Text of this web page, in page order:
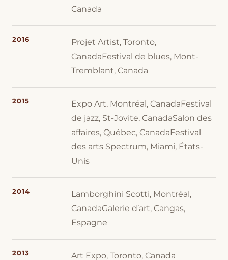
Canada
2016
Projet Artist, Toronto,
CanadaFestival de blues, Mont-
Tremblant, Canada
2015
Expo Art, Montréal, CanadaFestival
de jazz, St-Jovite, CanadaSalon des
affaires, Québec, CanadaFestival
des arts Spectrum, Miami, États-
Unis
2014
Lamborghini Scotti, Montréal,
CanadaGalerie d’art, Cangas,
Espagne
2013 Art Expo, Toronto, Canada